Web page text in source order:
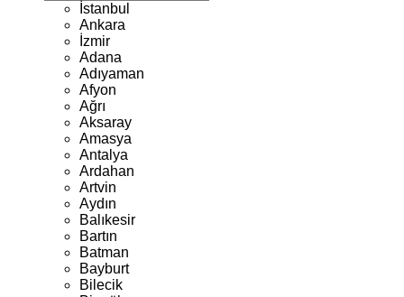
İstanbul
Ankara
İzmir
Adana
Adıyaman
Afyon
Ağrı
Aksaray
Amasya
Antalya
Ardahan
Artvin
Aydın
Balıkesir
Bartın
Batman
Bayburt
Bilecik